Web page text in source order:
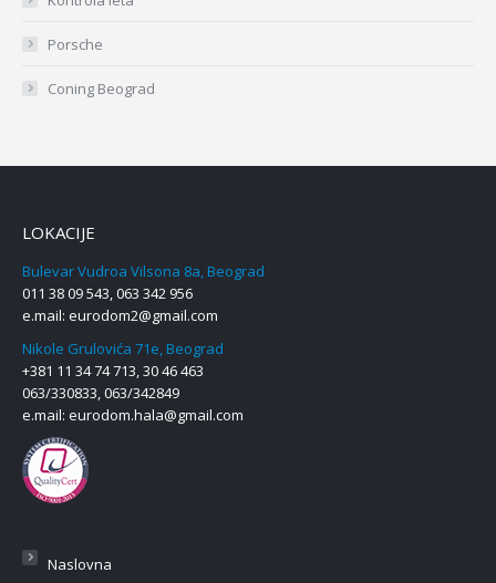
Porsche
Coning Beograd
LOKACIJE
Bulevar Vudroa Vilsona 8a, Beograd
011 38 09 543, 063 342 956
e.mail: eurodom2@gmail.com
Nikole Grulovića 71e, Beograd
+381 11 34 74 713, 30 46 463
063/330833, 063/342849
e.mail: eurodom.hala@gmail.com
Naslovna